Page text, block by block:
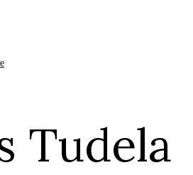
Tudela